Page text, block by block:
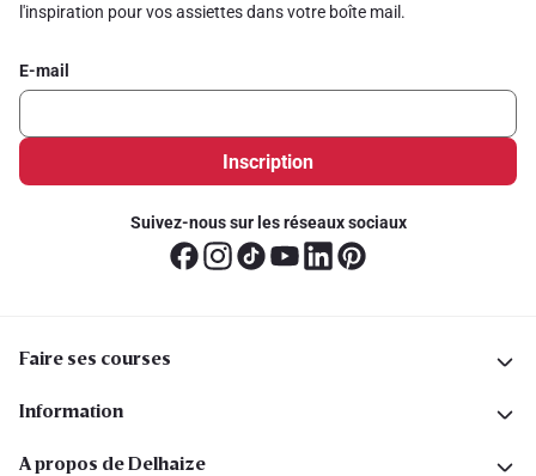
l'inspiration pour vos assiettes dans votre boîte mail.
E-mail
Inscription
Suivez-nous sur les réseaux sociaux
Faire ses courses
Information
A propos de Delhaize